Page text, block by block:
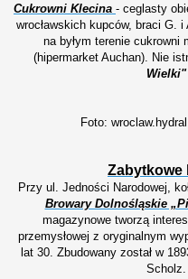
Cukrowni Klecina - ceglasty
wrocławskich kupców, braci G.
na byłym terenie
(hipermarket Auchan). Nie
Wielki"
Foto:
Zabytkowe
Przy ul. Jedności Narodowej,
Browary Dolnośląskie
magazynowe tworzą
przemysłowej z oryginalnym
lat 30. Zbudowany został w